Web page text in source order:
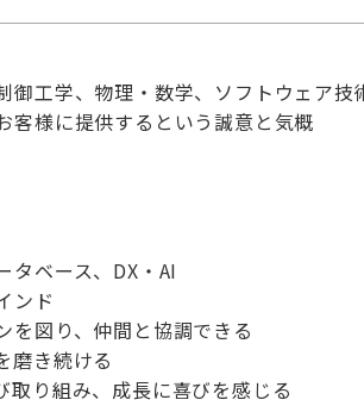
工学、物理・数学、ソフトウェア技
様に提供するという誠意と気概
タベース、DX・AI
ンド
を図り、仲間と協調できる
磨き続ける
取り組み、成長に喜びを感じる